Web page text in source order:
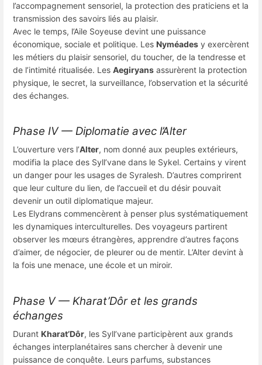
l’accompagnement sensoriel, la protection des praticiens et la
transmission des savoirs liés au plaisir.
Avec le temps, l’Aile Soyeuse devint une puissance
économique, sociale et politique. Les Nyméades y exercèrent
les métiers du plaisir sensoriel, du toucher, de la tendresse et
de l’intimité ritualisée. Les Aegiryans assurèrent la protection
physique, le secret, la surveillance, l’observation et la sécurité
des échanges.
Phase IV — Diplomatie avec l’Alter
L’ouverture vers l’Alter, nom donné aux peuples extérieurs,
modifia la place des Syll’vane dans le Sykel. Certains y virent
un danger pour les usages de Syralesh. D’autres comprirent
que leur culture du lien, de l’accueil et du désir pouvait
devenir un outil diplomatique majeur.
Les Elydrans commencèrent à penser plus systématiquement
les dynamiques interculturelles. Des voyageurs partirent
observer les mœurs étrangères, apprendre d’autres façons
d’aimer, de négocier, de pleurer ou de mentir. L’Alter devint à
la fois une menace, une école et un miroir.
Phase V — Kharat’Dôr et les grands
échanges
Durant Kharat’Dôr, les Syll’vane participèrent aux grands
échanges interplanétaires sans chercher à devenir une
puissance de conquête. Leurs parfums, substances